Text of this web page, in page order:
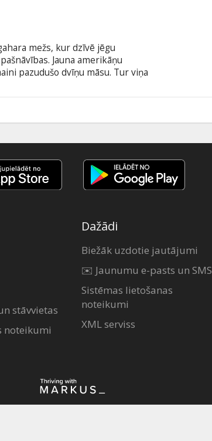
mežs, kur dzīvē jēgu
Jauna amerikāņu
pazudušo dvīņu māsu. Tur viņa
subtitriem latviešu un krievu
stāvvietas
noteikumi
Dažādi
Biežāk uzdotie jautājumi
✉️ Jaunumu e-pasts un SMS
Sistēmas lietošanas
noteikumi
XML serviss